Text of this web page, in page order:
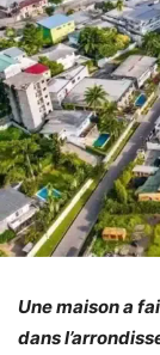
Une maison a
dans